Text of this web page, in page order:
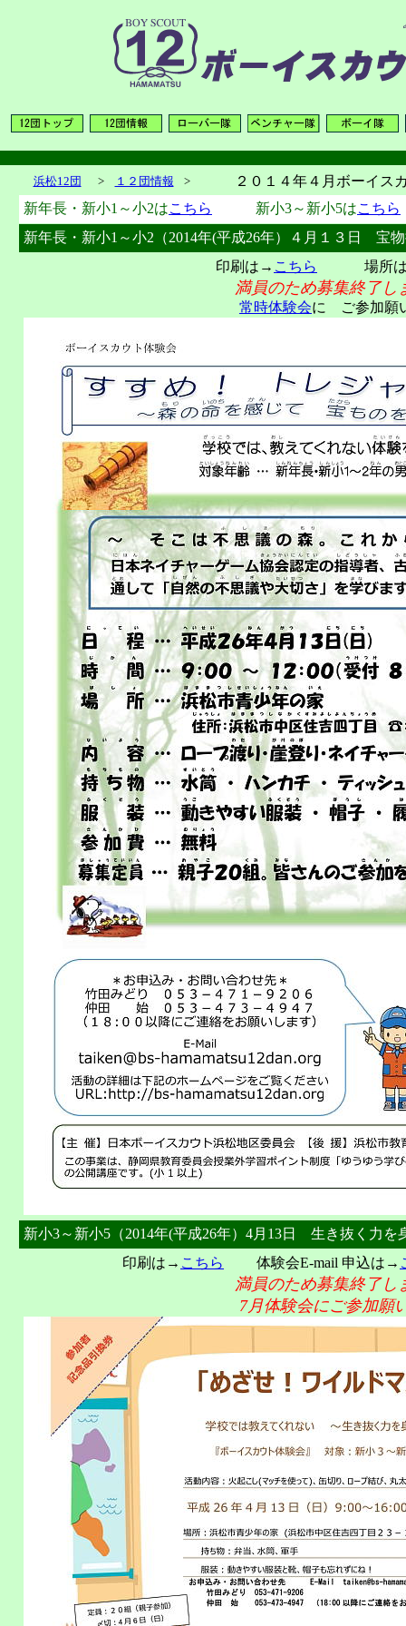
浜松12団 > １２団情報 >
２０１４年４月ボーイス
新年長・新小1～小2はこちら 新小3～新小5はこちら
新年長・新小1～小2（2014年(平成26年）４月１３日 宝
印刷は→ こちら 場所
満員のため募集終了し
常時体験会に ご参加願
新小3～新小5（2014年(平成26年）4月13日 生き抜く力を
印刷は→ こちら 体験会E-mail 申込は→
満員のため募集終了し
7月体験会にご参加願